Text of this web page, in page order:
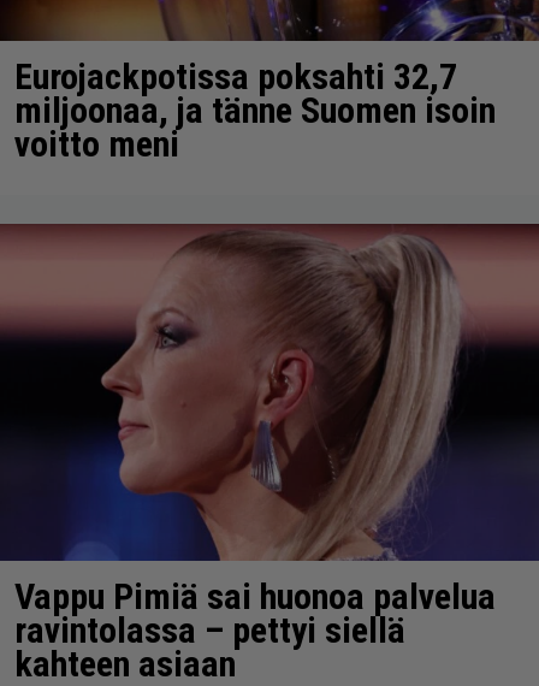
Eurojackpotissa poksahti 32,7
miljoonaa, ja tänne Suomen isoin
voitto meni
Vappu Pimiä sai huonoa palvelua
ravintolassa – pettyi siellä
kahteen asiaan